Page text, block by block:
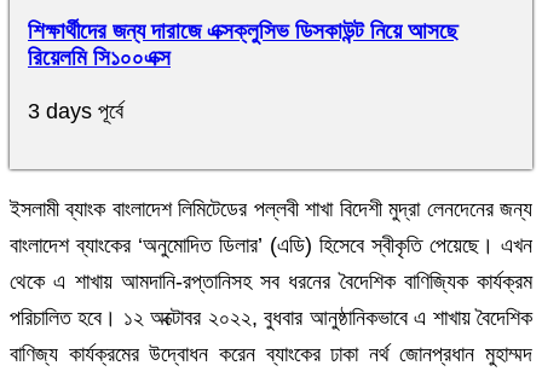
শিক্ষার্থীদের জন্য দারাজে এক্সক্লুসিভ ডিসকাউন্ট নিয়ে আসছে
রিয়েলমি সি১০০এক্স
3 days পূর্বে
ইসলামী ব্যাংক বাংলাদেশ লিমিটেডের পল্লবী শাখা বিদেশী মুদ্রা লেনদেনের জন্য
বাংলাদেশ ব্যাংকের ‘অনুমোদিত ডিলার’ (এডি) হিসেবে স্বীকৃতি পেয়েছে। এখন
থেকে এ শাখায় আমদানি-রপ্তানিসহ সব ধরনের বৈদেশিক বাণিজ্যিক কার্যক্রম
পরিচালিত হবে। ১২ অক্টোবর ২০২২, বুধবার আনুষ্ঠানিকভাবে এ শাখায় বৈদেশিক
বাণিজ্য কার্যক্রমের উদ্বোধন করেন ব্যাংকের ঢাকা নর্থ জোনপ্রধান মুহাম্মদ